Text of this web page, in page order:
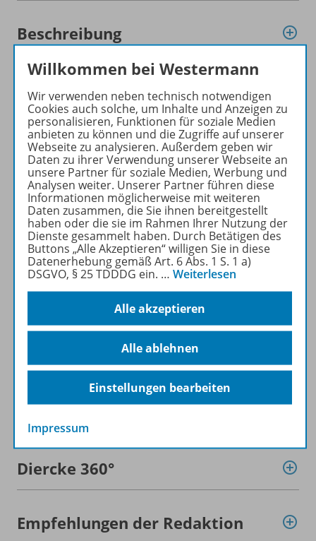
Beschreibung
Zugehörige Produkte
Planungshilfen
Inhaltsverzeichnis
Vorlage
Autorenporträt
Diercke 360°
Empfehlungen der Redaktion
Willkommen bei Westermann
Wir verwenden neben technisch notwendigen
Cookies auch solche, um Inhalte und Anzeigen zu
personalisieren, Funktionen für soziale Medien
anbieten zu können und die Zugriffe auf unserer
Webseite zu analysieren. Außerdem geben wir
Daten zu ihrer Verwendung unserer Webseite an
unsere Partner für soziale Medien, Werbung und
Analysen weiter. Unserer Partner führen diese
Informationen möglicherweise mit weiteren
Daten zusammen, die Sie ihnen bereitgestellt
haben oder die sie im Rahmen Ihrer Nutzung der
Dienste gesammelt haben. Durch Betätigen des
Buttons „Alle Akzeptieren“ willigen Sie in diese
Datenerhebung gemäß Art. 6 Abs. 1 S. 1 a)
DSGVO, § 25 TDDDG ein. … Weiterlesen
Alle akzeptieren
Alle ablehnen
Einstellungen bearbeiten
Impressum